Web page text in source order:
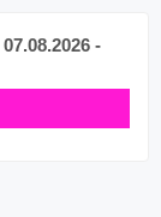
07.08.2026 -